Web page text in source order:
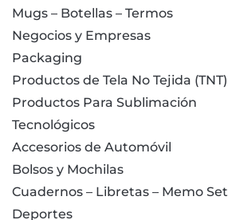
Mugs – Botellas – Termos
Negocios y Empresas
Packaging
Productos de Tela No Tejida (TNT)
Productos Para Sublimación
Tecnológicos
Accesorios de Automóvil
Bolsos y Mochilas
Cuadernos – Libretas – Memo Set
Deportes